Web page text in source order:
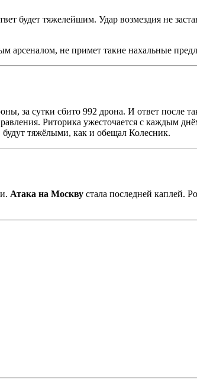
будет тяжелейшим. Удар возмездия не
арсеналом, не примет такие нахальные
за сутки сбито 992 дрона. И ответ после
Риторика ужесточается с каждым
тяжёлыми, как и обещал Колесник.
Атака на Москву стала последней каплей.